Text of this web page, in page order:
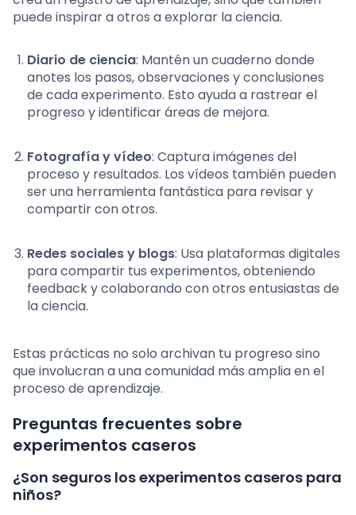
puede inspirar a otros a explorar la ciencia.
Diario de ciencia: Mantén un cuaderno donde
anotes los pasos, observaciones y conclusiones
de cada experimento. Esto ayuda a rastrear el
progreso y identificar áreas de mejora.
Fotografía y vídeo: Captura imágenes del
proceso y resultados. Los vídeos también pueden
ser una herramienta fantástica para revisar y
compartir con otros.
Redes sociales y blogs: Usa plataformas digitales
para compartir tus experimentos, obteniendo
feedback y colaborando con otros entusiastas de
la ciencia.
Estas prácticas no solo archivan tu progreso sino
que involucran a una comunidad más amplia en el
proceso de aprendizaje.
Preguntas frecuentes sobre
experimentos caseros
¿Son seguros los experimentos caseros para
niños?